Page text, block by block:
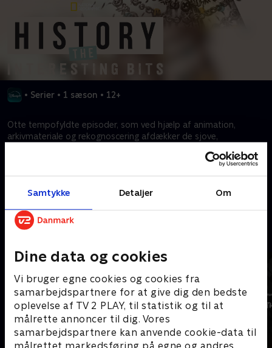
Samtykke Detaljer Om
Dine data og cookies
Vi bruger egne cookies og cookies fra
samarbejdspartnere for at give dig den bedste
oplevelse af TV 2 PLAY, til statistik og til at
målrette annoncer til dig. Vores
samarbejdspartnere kan anvende cookie-data til
• Serier • 1 sæson • 12+
Otte tempofyldte episoder, som ved hjælp af animation,
arkivmateriale og rekognoscering afdækker de sjove,
Kræver tilkøb